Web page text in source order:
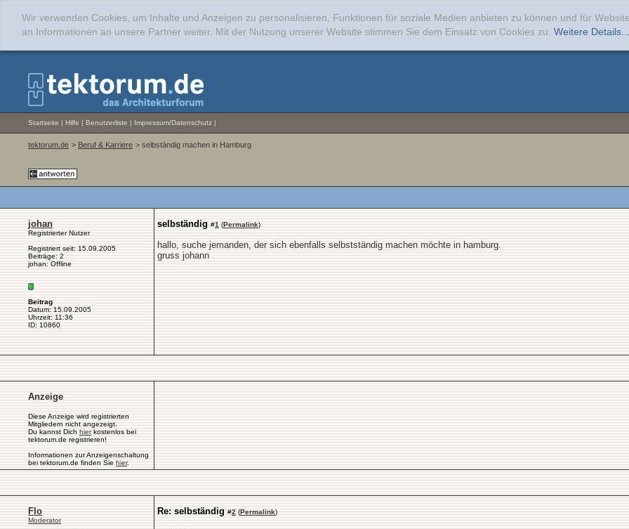
Wir verwenden Cookies, um Inhalte und Anzeigen zu personalisieren, Funktionen für soziale Medien anbieten zu können und für
an Informationen an unsere Partner weiter. Mit der Nutzung unserer Website stimmen Sie dem Einsatz von Cookies zu. Weitere Details...
Startseite | Hilfe | Benutzerliste | Impressum/Datenschutz |
tektorum.de > Beruf & Karriere > selbständig machen in Hamburg
johan
Registrierter Nutzer
Registriert seit: 15.09.2005
Beiträge: 2
johan: Offline
Beitrag
Datum: 15.09.2005
Uhrzeit: 11:36
ID: 10860
selbständig #1 (Permalink)
hallo, suche jemanden, der sich ebenfalls selbstständig machen möchte in hamburg.
gruss johann
Anzeige
Diese Anzeige wird registrierten
Mitgliedern nicht angezeigt.
Du kannst Dich hierkostenlos bei
tektorum.de registrieren!
Informationen zur Anzeigenschaltung
bei tektorum.de finden Sie hier.
Flo
Moderator
Re: selbständig #2 (Permalink)